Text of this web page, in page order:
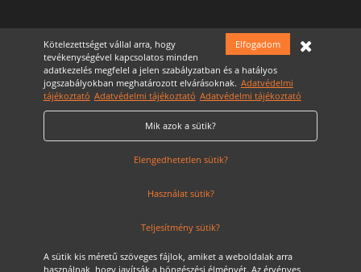
Felíratkozás a hírelevélre
Adatvédelmi nyilatkozatot
Elfogadom
Kötelezettséget vállal arra, hogy
tevékenységével kapcsolatos minden
adatkezelés megfelel a jelen szabályzatban és a hatályos
jogszabályokban meghatározott elvárásoknak. Adatvédelmi
tájékoztató Adatvédelmi tájékoztató Adatvédelmi tájékoztató
Mik azok a sütik?
Elengedhetetlen sütik?
Használat sütik?
Teljesítmény sütik?
A sütik kis méretű szöveges fájlok, amiket a weboldalak arra
használnak, hogy javítsák a böngészési élményét. Az érvényes